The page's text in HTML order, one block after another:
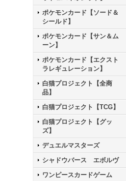
ポケモンカード【ソード＆
シールド】
ポケモンカード【サン＆ム
ーン】
ポケモンカード【エクスト
ラレギュレーション】
白猫プロジェクト【全商
品】
白猫プロジェクト【TCG】
白猫プロジェクト【グッ
ズ】
デュエルマスターズ
シャドウバース エボルヴ
ワンピースカードゲーム